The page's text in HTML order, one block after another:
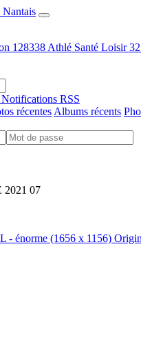
128338 Athlé Santé Loisir
Notifications RSS
récentes Albums récents
2021 07
- énorme (1656 x 1156)